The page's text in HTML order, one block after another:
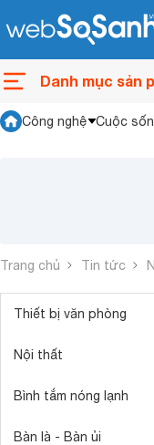
Danh mục sản
Công nghệ Cuộc
Trang chủ Tin tức
Thiết bị văn phòng
Nội thất
Bình tắm nóng lạnh
Bàn là - Bàn ủi